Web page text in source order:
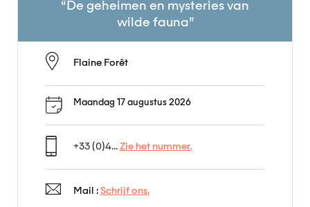
“De geheimen en mysteries van
wilde fauna”
Flaine Forêt
Maandag 17 augustus 2026
+33 (0)4... Zie het nummer.
Mail : Schrijf ons.